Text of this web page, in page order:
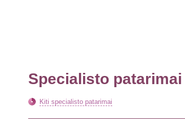
Specialisto patarimai
Kiti specialisto patarimai